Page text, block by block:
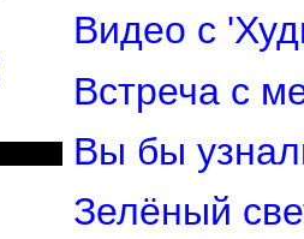
Видео с
Встреча с
Вы бы
Зелёный